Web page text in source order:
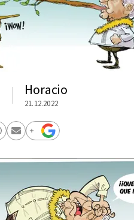
Horacio
21.12.2022